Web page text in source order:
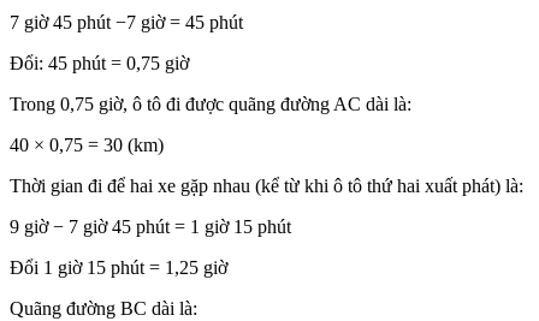
7 giờ 45 phút −7 giờ = 45 phút
Đổi: 45 phút = 0,75 giờ
Trong 0,75 giờ, ô tô đi được quãng đường AC dài là:
40 × 0,75 = 30 (km)
Thời gian đi để hai xe gặp nhau (kể từ khi ô tô thứ hai xuất phát) là:
9 giờ − 7 giờ 45 phút = 1 giờ 15 phút
Đổi 1 giờ 15 phút = 1,25 giờ
Quãng đường BC dài là: